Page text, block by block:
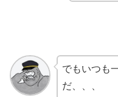
でもいつも
だ、、、